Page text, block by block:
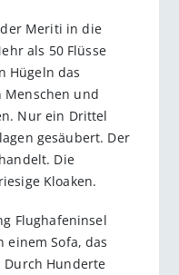
Meriti in die
als 50 Flüsse
Hügeln das
Menschen und
Nur ein Drittel
gesäubert. Der
Die
Kloaken.
Flughafeninsel
einem Sofa, das
Durch Hunderte